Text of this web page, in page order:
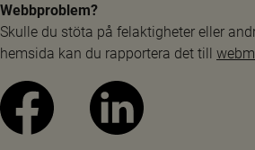
appropriately trained in the
aspects of adoption.”
Artikel 22: “Access to and
information. 3. The adopted
access to information held by
authorities concerning his or
Webbproblem?
Skulle du stöta på felaktigheter eller
hemsida kan du rapportera det till